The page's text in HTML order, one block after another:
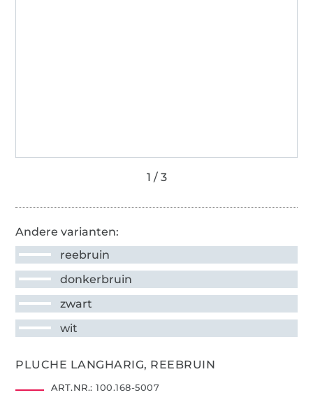
Andere varianten:
reebruin
donkerbruin
zwart
wit
PLUCHE LANGHARIG, REEBRUIN
ART.NR.: 100.168-5007